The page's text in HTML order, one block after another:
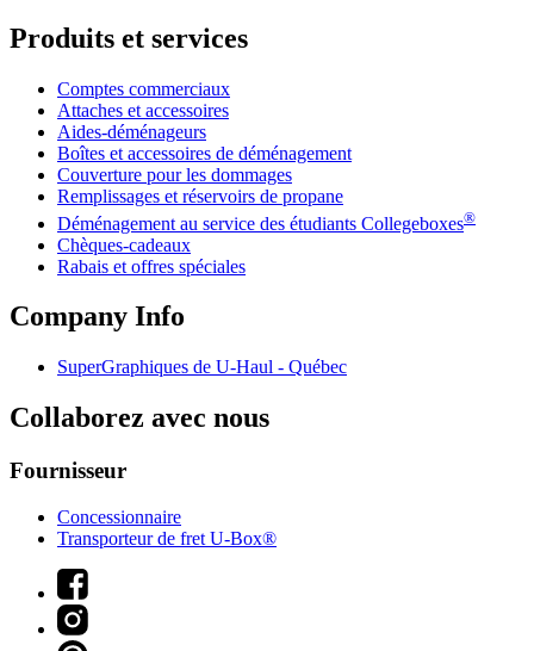
Produits et services
Comptes commerciaux
Attaches et accessoires
Aides-déménageurs
Boîtes et accessoires de déménagement
Couverture pour les dommages
Remplissages et réservoirs de propane
Déménagement au service des étudiants Collegeboxes®
Chèques-cadeaux
Rabais et offres spéciales
Company Info
SuperGraphiques de U-Haul - Québec
Collaborez avec nous
Fournisseur
Concessionnaire
Transporteur de fret U-Box®